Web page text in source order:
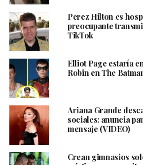
Perez Hilton es
preocupante
TikTok
Elliot Page estaría
Robin en The
Ariana Grande
sociales: anuncia
mensaje (VIDEO)
Crean gimnasios